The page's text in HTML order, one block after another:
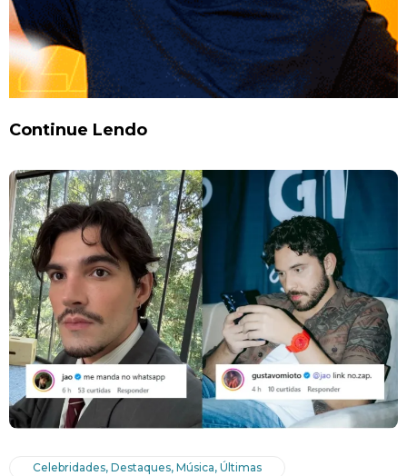
Continue Lendo
Celebridades, Destaques, Música, Últimas